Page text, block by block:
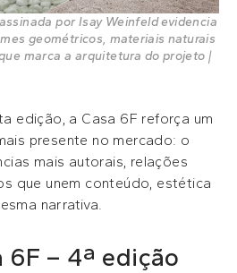
por Isay Weinfeld evidencia
geométricos, materiais naturais
marca a arquitetura do projeto |
edição, a Casa 6F reforça um
presente no mercado: o
mais autorais, relações
que unem conteúdo, estética
narrativa.
6F – 4ª edição